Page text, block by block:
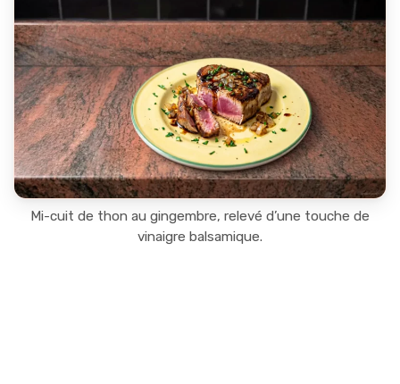
Mi-cuit de thon au gingembre, relevé d’une touche de
vinaigre balsamique.